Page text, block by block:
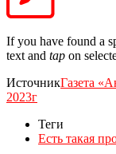
If you have found a
text and tap on
ИсточникГазета
2023г
Теги
Есть такая